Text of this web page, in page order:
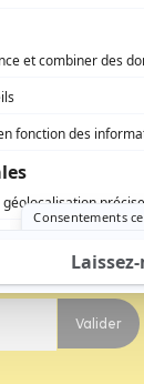
newsletter
Valider